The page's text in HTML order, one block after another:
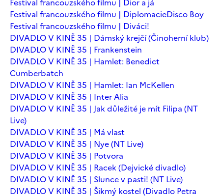
Festival francouzského filmu | DiplomacieDisco Boy
Festival francouzského filmu | Diváci!
DIVADLO V KINĚ 35 | Dámský krejčí (Činoherní klub)
DIVADLO V KINĚ 35 | Frankenstein
DIVADLO V KINĚ 35 | Hamlet: Benedict
Cumberbatch
DIVADLO V KINĚ 35 | Hamlet: Ian McKellen
DIVADLO V KINĚ 35 | Inter Alia
DIVADLO V KINĚ 35 | Jak důležité je mít Filipa (NT
Live)
DIVADLO V KINĚ 35 | Má vlast
DIVADLO V KINĚ 35 | Nye (NT Live)
DIVADLO V KINĚ 35 | Potvora
DIVADLO V KINĚ 35 | Racek (Dejvické divadlo)
DIVADLO V KINĚ 35 | Slunce v pasti! (NT Live)
DIVADLO V KINĚ 35 | Šikmý kostel (Divadlo Petra